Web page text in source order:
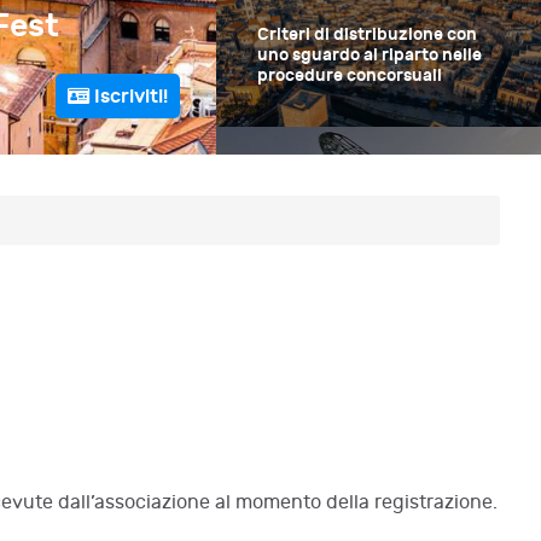
Iscriviti!
Criteri di
riparto nelle
Bari 26-27 Giugno 2026
Criteri di distribuzione con
uno sguardo al riparto nelle
procedure concorsuali
dall’associazione al momento della registrazione.